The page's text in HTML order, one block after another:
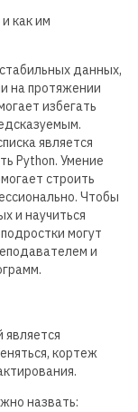
как им
данных,
на протяжении
избегать
является
Python. Умение
строить
Чтобы
и научиться
могут
и
кортеж
назвать: